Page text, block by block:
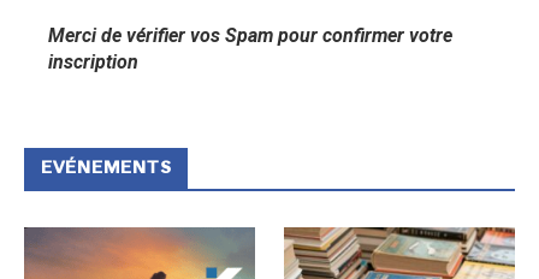
Merci de vérifier vos Spam pour confirmer votre
inscription
EVÉNEMENTS